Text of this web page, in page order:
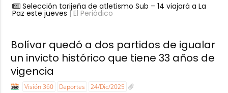
Selección tarijeña de atletismo Sub – 14 viajará a La
Paz este jueves | El Periódico
Bolívar quedó a dos partidos de igualar
un invicto histórico que tiene 33 años de
vigencia
Visión 360 Deportes 24/Dic/2025